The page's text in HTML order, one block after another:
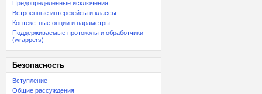
Предопределённые исключения
Встроенные интерфейсы и классы
Контекстные опции и параметры
Поддерживаемые протоколы и обработчики
(wrappers)
Безопасность
Вступление
Общие рассуждения